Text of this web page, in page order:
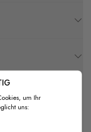
um Ihr
uns: